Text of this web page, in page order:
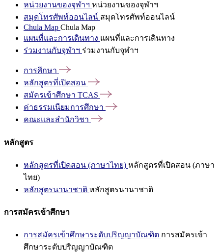
หน่วยงานของจุฬาฯ หน่วยงานของจุฬาฯ
สมุดโทรศัพท์ออนไลน์ สมุดโทรศัพท์ออนไลน์
Chula Map Chula Map
แผนที่และการเดินทาง แผนที่และการเดินทาง
ร่วมงานกับจุฬาฯ ร่วมงานกับจุฬาฯ
การศึกษา
หลักสูตรที่เปิดสอน
สมัครเข้าศึกษา TCAS
ค่าธรรมเนียมการศึกษา
คณะและสำนักวิชา
หลักสูตร
หลักสูตรที่เปิดสอน (ภาษาไทย) หลักสูตรที่เปิดสอน (ภาษา
ไทย)
หลักสูตรนานาชาติ หลักสูตรนานาชาติ
การสมัครเข้าศึกษา
การสมัครเข้าศึกษาระดับปริญญาบัณฑิต การสมัครเข้า
ศึกษาระดับปริญญาบัณฑิต